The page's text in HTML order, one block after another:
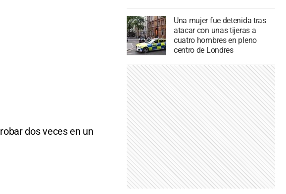
dos veces en un
Una mujer fue detenida tras
atacar con unas tijeras a
cuatro hombres en pleno
centro de Londres